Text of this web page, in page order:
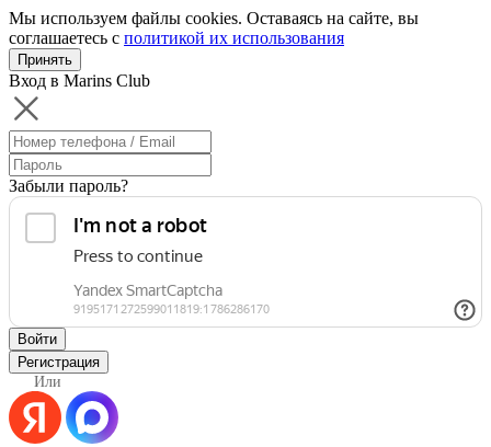
Мы используем файлы cookies. Оставаясь на сайте, вы
соглашаетесь с политикой их использования
Принять
Вход в Marins Club
Забыли пароль?
Войти
Регистрация
Или